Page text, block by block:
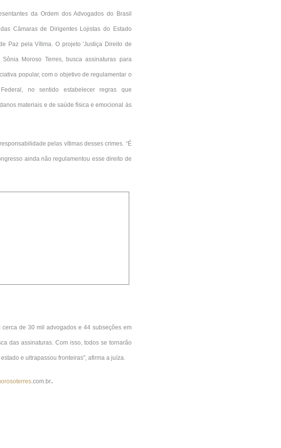
da Ordem dos Advogados do Brasil
Câmaras de Dirigentes Lojistas do Estado
Paz pela Vítima. O projeto 'Justiça Direito de
Moroso Terres, busca assinaturas para
popular, com o objetivo de regulamentar o
no sentido estabelecer regras que
materiais e de saúde física e emocional às
pelas vítimas desses crimes. “É
ainda não regulamentou esse direito de
de 30 mil advogados e 44 subseções em
das assinaturas. Com isso, todos se tornarão
e ultrapassou fronteiras", afirma a juíza.
.com.br.